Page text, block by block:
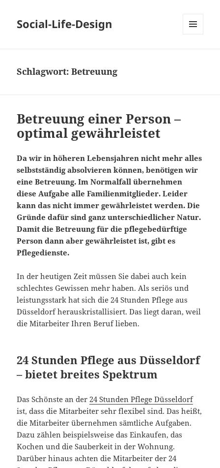
Social-Life-Design
Schlagwort:Betreuung
Betreuung einer Person –
optimal gewährleistet
Da wir in höheren Lebensjahren nicht mehr alles
selbstständig absolvieren können, benötigen wir
eine Betreuung. Im Normalfall übernehmen
diese Aufgabe alle Familienmitglieder. Leider
kann das nicht immer gewährleistet werden. Die
Gründe dafür sind ganz unterschiedlicher Natur.
Damit die Betreuung für die pflegebedürftige
Person dann aber gewährleistet ist, gibt es
Pflegedienste.
In der heutigen Zeit müssen Sie dabei auch kein
schlechtes Gewissen mehr haben. Als seriös und
leistungsstark hat sich die 24 Stunden Pflege aus
Düsseldorf herauskristallisiert. Das liegt daran, weil
die Mitarbeiter Ihren Beruf lieben.
24 Stunden Pflege aus Düsseldorf
– bietet breites Spektrum
Das Schönste an der24 Stunden Pflege Düsseldorf
ist, dass die Mitarbeiter sehr flexibel sind. Das heißt,
die Mitarbeiter übernehmen sämtliche Aufgaben.
Dazu zählen beispielsweise das Einkaufen, das
Kochen und die Sauberkeit in der Wohnung.
Darüber hinaus achten die Mitarbeiter der 24